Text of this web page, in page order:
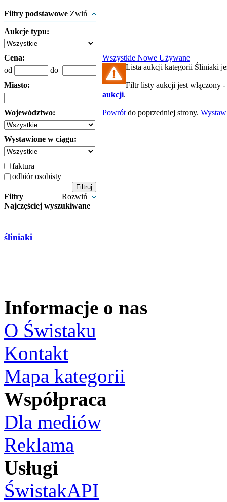
Filtry podstawowe Zwiń
Aukcje typu:
Cena:
od
do
Miasto:
Województwo:
Wystawione w ciągu:
faktura
odbiór osobisty
Filtry
Rozwiń
Najczęściej wyszukiwane
śliniaki
Wszystkie Nowe Używane
Lista aukcji kategorii Śliniaki
Filtr listy aukcji jest włączony -
aukcji.
Powrót do poprzedniej strony. Wystaw
Informacje o nas
O Świstaku
Kontakt
Mapa kategorii
Współpraca
Dla mediów
Reklama
Usługi
ŚwistakAPI